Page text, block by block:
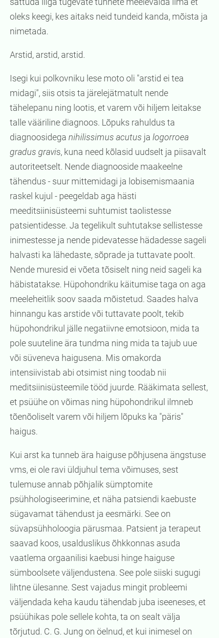
oleks keegi, kes aitaks neid tundeid kanda, mõista ja
nimetada.
Arstid, arstid, arstid.
Isegi kui polkovniku lese moto oli "arstid ei tea
midagi", siis otsis ta järelejätmatult nende
tähelepanu ning lootis, et varem või hiljem leitakse
talle vääriline diagnoos. Lõpuks rahuldus ta
diagnoosidega nihilissimus acutus ja logorroea
gradus gravis, kuna need kõlasid uudselt ja piisavalt
autoriteetselt. Nende diagnooside maakeelne
tähendus - suur mittemidagi ja lobisemismaania
raskel kujul - peegeldab aga hästi
meeditsiinisüsteemi suhtumist taolistesse
patsientidesse. Ja tegelikult suhtutakse sellistesse
inimestesse ja nende pidevatesse hädadesse sageli
halvasti ka lähedaste, sõprade ja tuttavate poolt.
Nende muresid ei võeta tõsiselt ning neid sageli ka
häbistatakse. Hüpohondriku käitumise taga on aga
meeleheitlik soov saada mõistetud. Saades halva
hinnangu kas arstide või tuttavate poolt, tekib
hüpohondrikul jälle negatiivne emotsioon, mida ta
pole suuteline ära tundma ning mida ta tajub uue
või süveneva haigusena. Mis omakorda
intensiivistab abi otsimist ning toodab nii
meditsiinisüsteemile tööd juurde. Rääkimata sellest,
et psüühe on võimas ning hüpohondrikul ilmneb
tõenõoliselt varem või hiljem lõpuks ka "päris"
haigus.
Kui arst ka tunneb ära haiguse põhjusena ängstuse
vms, ei ole ravi üldjuhul tema võimuses, sest
tulemuse annab põhjalik sümptomite
psühhologiseerimine, et näha patsiendi kaebuste
sügavamat tähendust ja eesmärki. See on
süvapsühholoogia pärusmaa. Patsient ja terapeut
saavad koos, usalduslikus õhkkonnas asuda
vaatlema orgaanilisi kaebusi hinge haiguse
sümboolsete väljendustena. See pole siiski sugugi
lihtne ülesanne. Sest vajadus mingit probleemi
väljendada keha kaudu tähendab juba iseeneses, et
psüühikas pole sellele kohta, ta on sealt välja
tõrjutud. C. G. Jung on öelnud, et kui inimesel on